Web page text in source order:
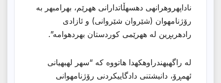
ناداپهروهرانهی دهسهڵاتدارانی ههرێم، بهرامبهر به
رۆژنامهوان (شێروان شێروانی) و ئازادی
رادهربڕین له ههرێمی كوردستان بهردهوامه”.
له راگهیهندراوهكهدا هاتووه كه “سهر لهبهیانی
ئهمڕۆ، دانیشتنی دادگاییكردنی رۆژنامهوانی